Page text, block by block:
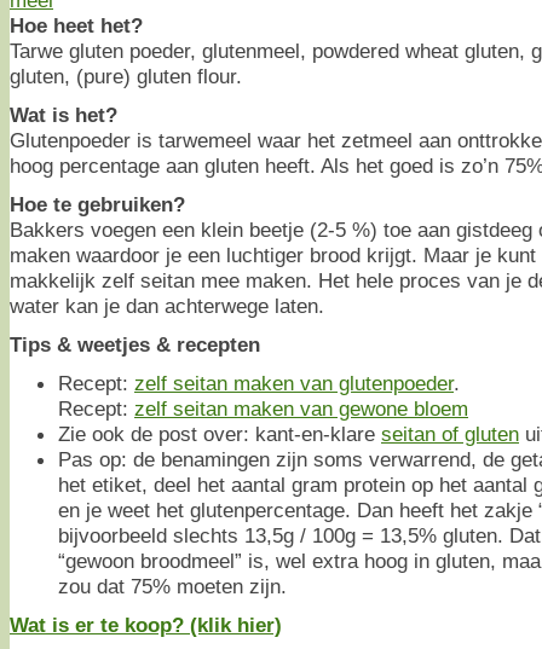
Hoe heet het?
Tarwe gluten poeder, glutenmeel, powdered wheat gluten,
gluten, (pure) gluten flour.
Wat is het?
Glutenpoeder is tarwemeel waar het zetmeel aan
hoog percentage aan gluten heeft. Als het goed is zo’n
Hoe te gebruiken?
Bakkers voegen een klein beetje (2-5 %) toe aan
maken waardoor je een luchtiger brood krijgt. Maar je
makkelijk zelf seitan mee maken. Het hele proces van je
water kan je dan achterwege laten.
Tips & weetjes & recepten
Recept: zelf seitan maken van glutenpoeder.
Recept: zelf seitan maken van gewone bloem
Zie ook de post over: kant-en-klare seitan of gluten
Pas op: de benamingen zijn soms verwarrend, de
het etiket, deel het aantal gram protein op het aantal
en je weet het glutenpercentage. Dan heeft het zakje
bijvoorbeeld slechts 13,5g / 100g = 13,5% gluten.
“gewoon broodmeel” is, wel extra hoog in gluten,
zou dat 75% moeten zijn.
Wat is er te koop? (klik hier)